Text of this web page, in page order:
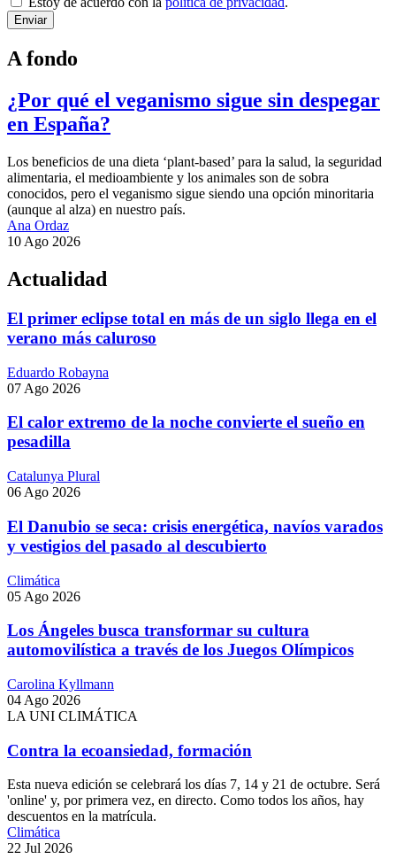
A fondo
¿Por qué el veganismo sigue sin despegar
en España?
Los beneficios de una dieta ‘plant-based’ para la salud, la seguridad
alimentaria, el medioambiente y los animales son de sobra
conocidos, pero el veganismo sigue siendo una opción minoritaria
(aunque al alza) en nuestro país.
Ana Ordaz
10 Ago 2026
Actualidad
El primer eclipse total en más de un siglo llega en el
verano más caluroso
Eduardo Robayna
07 Ago 2026
El calor extremo de la noche convierte el sueño en
pesadilla
Catalunya Plural
06 Ago 2026
El Danubio se seca: crisis energética, navíos varados
y vestigios del pasado al descubierto
Climática
05 Ago 2026
Los Ángeles busca transformar su cultura
automovilística a través de los Juegos Olímpicos
Carolina Kyllmann
04 Ago 2026
LA UNI CLIMÁTICA
Contra la ecoansiedad, formación
Esta nueva edición se celebrará los días 7, 14 y 21 de octubre. Será
'online' y, por primera vez, en directo. Como todos los años, hay
descuentos en la matrícula.
Climática
22 Jul 2026